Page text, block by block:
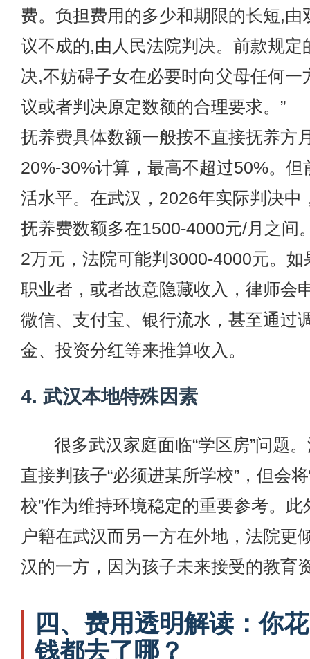
费。负担费用的多少和期限的长短,由
议不成的,由人民法院判决。前款规定
决,不妨碍子女在必要时向父母任何一
议或者判决原定数额的合理要求。”
抚养费具体数额一般按不直接抚养方
20%-30%计算，最高不超过50%。但
活水平。在武汉，2026年实际判决中
抚养费数额多在1500-4000元/月之间
2万元，法院可能判3000-4000元。如
职业者，或者故意隐藏收入，律师会
微信、支付宝、银行流水，甚至通过
金、投资分红等来推算收入。
4. 武汉本地特殊因素
很多武汉家庭面临“学区房”问题
直接判孩子“必须进某所学校”，但会
校”作为维持环境稳定的重要参考。此
户籍在武汉而另一方在外地，法院更
汉的一方，因为孩子未来接受的教育
四、费用透明解读：你
钱都去了哪？